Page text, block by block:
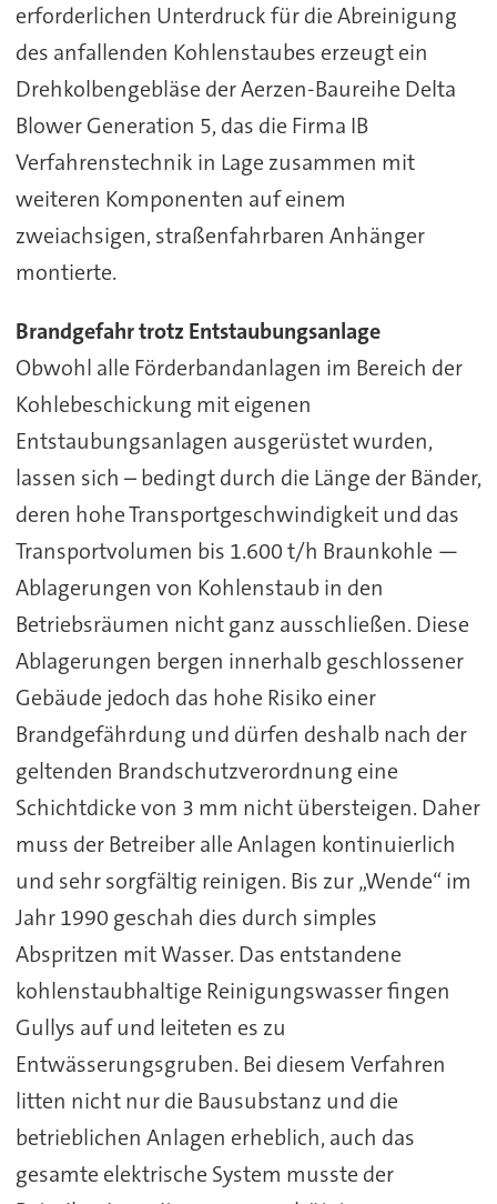
erforderlichen Unterdruck für die Abreinigung
des anfallenden Kohlenstaubes erzeugt ein
Drehkolbengebläse der Aerzen-Baureihe Delta
Blower Generation 5, das die Firma IB
Verfahrenstechnik in Lage zusammen mit
weiteren Komponenten auf einem
zweiachsigen, straßenfahrbaren Anhänger
montierte.
Brandgefahr trotz Entstaubungsanlage
Obwohl alle Förderbandanlagen im Bereich der
Kohlebeschickung mit eigenen
Entstaubungsanlagen ausgerüstet wurden,
lassen sich – bedingt durch die Länge der Bänder,
deren hohe Transportgeschwindigkeit und das
Transportvolumen bis 1.600 t/h Braunkohle —
Ablagerungen von Kohlenstaub in den
Betriebsräumen nicht ganz ausschließen. Diese
Ablagerungen bergen innerhalb geschlossener
Gebäude jedoch das hohe Risiko einer
Brandgefährdung und dürfen deshalb nach der
geltenden Brandschutzverordnung eine
Schichtdicke von 3 mm nicht übersteigen. Daher
muss der Betreiber alle Anlagen kontinuierlich
und sehr sorgfältig reinigen. Bis zur „Wende“ im
Jahr 1990 geschah dies durch simples
Abspritzen mit Wasser. Das entstandene
kohlenstaubhaltige Reinigungswasser fingen
Gullys auf und leiteten es zu
Entwässerungsgruben. Bei diesem Verfahren
litten nicht nur die Bausubstanz und die
betrieblichen Anlagen erheblich, auch das
gesamte elektrische System musste der